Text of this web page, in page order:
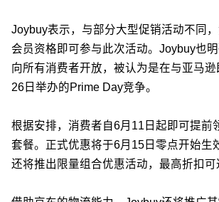
Joybuy表示，与部分大型促销活动不同
会员资格即可参与此次活动。Joybuy也
向所有消费者开放，被认为是在与亚马
26日举办的Prime Day竞争。
根据安排，消费者自6月11日起即可提前
套餐。正式优惠将于6月15日零点开始生
还将推出限量组合优惠活动，最高折扣可